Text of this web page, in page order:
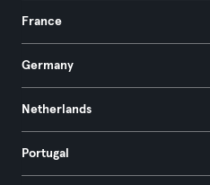
France
Germany
Netherlands
Portugal